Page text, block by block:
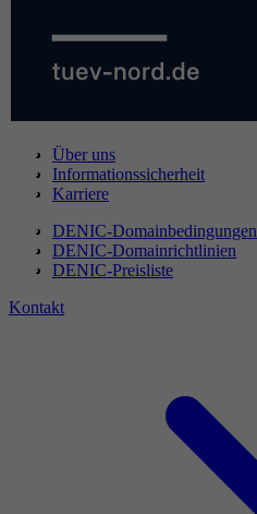
Über uns
Informationssicherheit
Karriere
DENIC-Domainbedingungen
DENIC-Domainrichtlinien
DENIC-Preisliste
Kontakt